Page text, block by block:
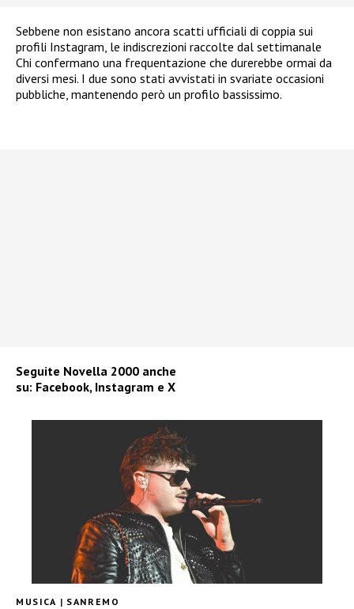
Sebbene non esistano ancora scatti ufficiali di coppia sui
profili Instagram, le indiscrezioni raccolte dal settimanale
Chi confermano una frequentazione che durerebbe ormai da
diversi mesi. I due sono stati avvistati in svariate occasioni
pubbliche, mantenendo però un profilo bassissimo.
Seguite Novella 2000 anche
su: Facebook, Instagram e X
MUSICA | SANREMO